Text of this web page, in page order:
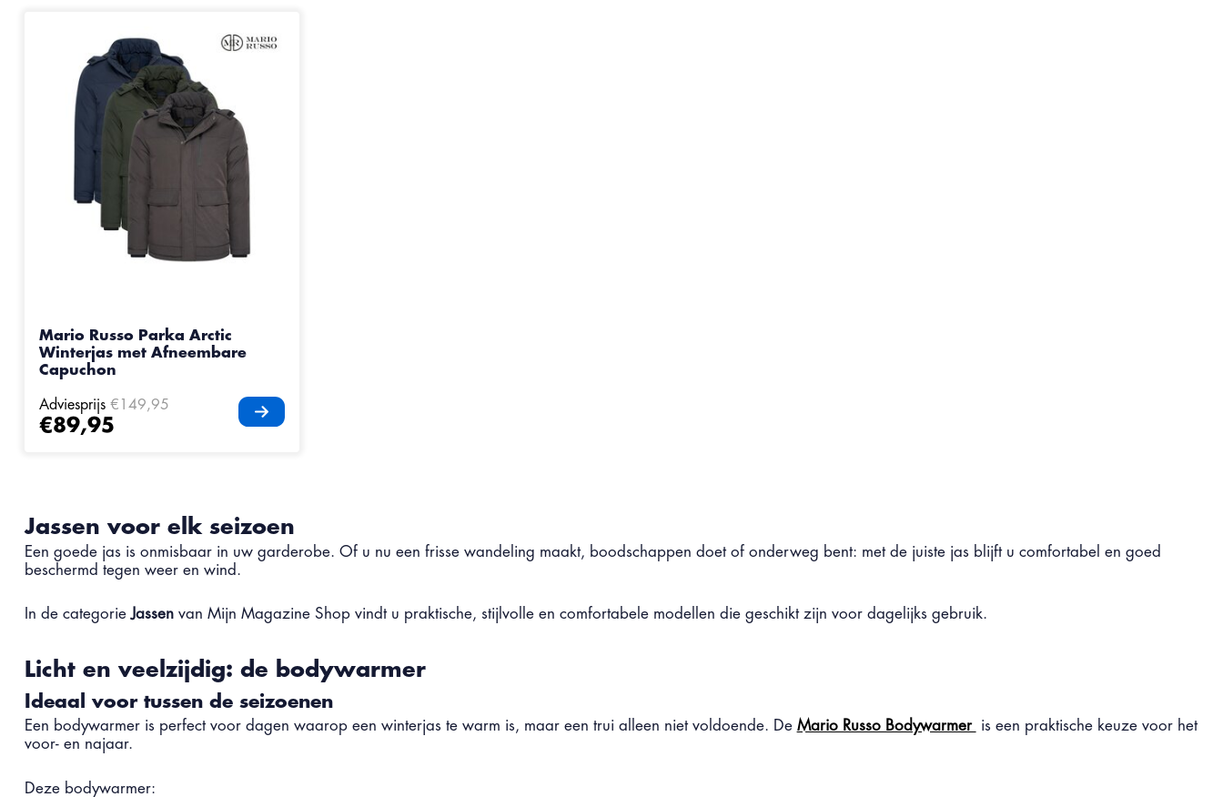
Mario Russo Parka Arctic
Winterjas met Afneembare
Capuchon
Adviesprijs €149,95
€89,95
Jassen voor elk seizoen
Een goede jas is onmisbaar in uw garderobe. Of u nu een frisse wandeling maakt, boodschappen doet of onderweg bent: met de juiste jas blijft u comfortabel en goed
beschermd tegen weer en wind.
In de categorieJassenvan Mijn Magazine Shop vindt u praktische, stijlvolle en comfortabele modellen die geschikt zijn voor dagelijks gebruik.
Licht en veelzijdig: de bodywarmer
Ideaal voor tussen de seizoenen
Een bodywarmer is perfect voor dagen waarop een winterjas te warm is, maar een trui alleen niet voldoende. De Mario Russo Bodywarmer is een praktische keuze voor het
voor- en najaar.
Deze bodywarmer: